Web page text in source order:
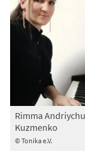
© Tonika e.V.
Rimma
Kuzmenko